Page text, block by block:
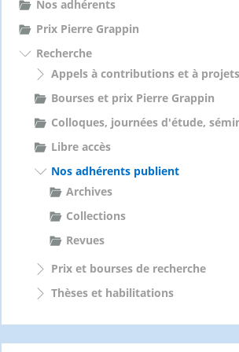
Nos adhérents
Prix Pierre Grappin
Recherche
Appels à contributions et à projets
Bourses et prix Pierre Grappin
Colloques, journées d'étude,
Libre accès
Nos adhérents publient
Archives
Collections
Revues
Prix et bourses de recherche
Thèses et habilitations